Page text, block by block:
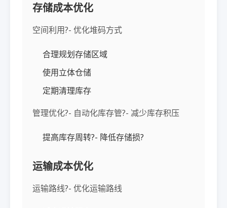
存储成本优化
空间利用?- 优化堆码方式
合理规划存储区域
使用立体仓储
定期清理库存
管理优化?- 自动化库存管?- 减少库存积压
提高库存周转?- 降低存储损?
运输成本优化
运输路线?- 优化运输路线